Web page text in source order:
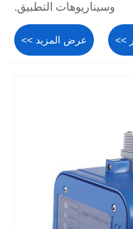
وسيناريوهات التطبيق.
عرض المزيد >> >>